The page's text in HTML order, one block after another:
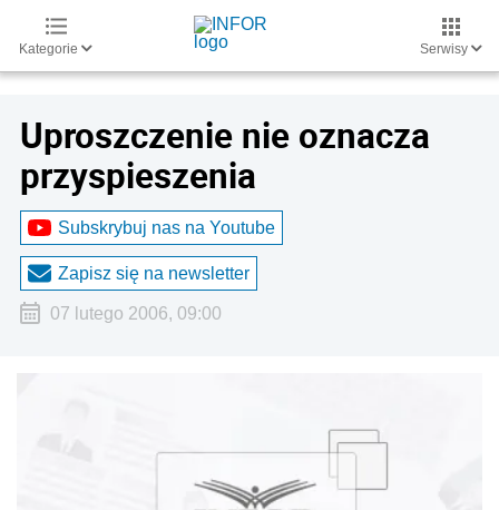
Kategorie Serwisy
Uproszczenie nie oznacza
przyspieszenia
Subskrybuj nas na Youtube
Zapisz się na newsletter
07 lutego 2006, 09:00